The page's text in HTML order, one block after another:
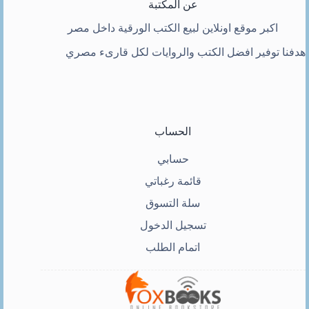
عن المكتبة
اكبر موقع اونلاين لبيع الكتب الورقية داخل مصر
هدفنا توفير افضل الكتب والروايات لكل قارىء مصري
الحساب
حسابي
قائمة رغباتي
سلة التسوق
تسجيل الدخول
اتمام الطلب